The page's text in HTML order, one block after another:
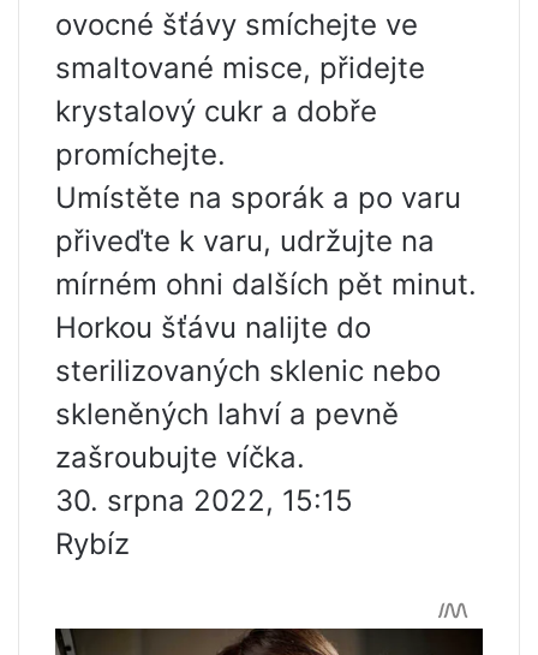
ovocné šťávy smíchejte ve
smaltované misce, přidejte
krystalový cukr a dobře
promíchejte.
Umístěte na sporák a po varu
přiveďte k varu, udržujte na
mírném ohni dalších pět minut.
Horkou šťávu nalijte do
sterilizovaných sklenic nebo
skleněných lahví a pevně
zašroubujte víčka.
30. srpna 2022, 15:15
Rybíz